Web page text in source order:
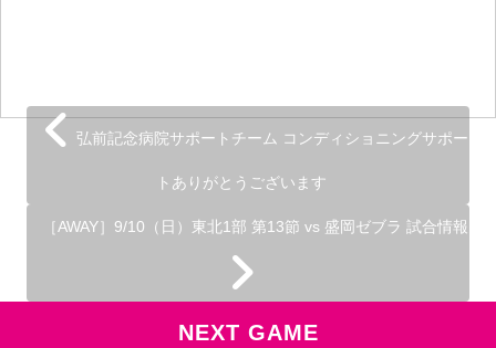
弘前記念病院サポートチーム コンディショニングサポー
トありがとうございます
［AWAY］9/10（日）東北1部 第13節 vs 盛岡ゼブラ 試合情報
NEXT GAME